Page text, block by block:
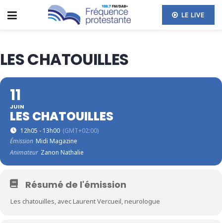
LE LIVE
LES CHATOUILLES
11
JUIN
LES CHATOUILLES
12h05 - 13h00 (GMT+02:00)
Émission Midi Magazine
Animateur Zanon Nathalie
Résumé de l'émission
Les chatouilles, avec Laurent Vercueil, neurologue